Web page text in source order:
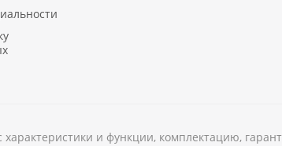
и функции, комплектацию,